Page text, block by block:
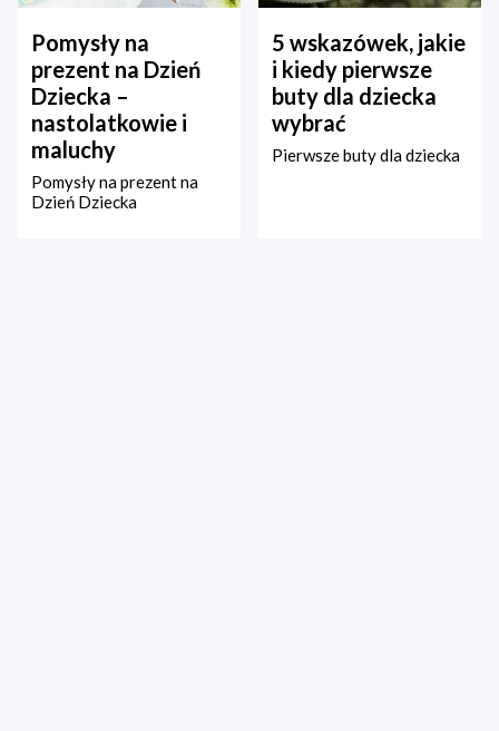
Pomysły na
prezent na Dzień
Dziecka –
nastolatkowie i
maluchy
Pomysły na prezent na
Dzień Dziecka
5 wskazówek, jakie
i kiedy pierwsze
buty dla dziecka
wybrać
Pierwsze buty dla dziecka